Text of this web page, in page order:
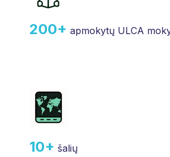
200+ apmokytų ULCA
10+ šalių